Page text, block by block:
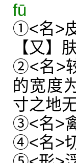
fū
①<名>
【又】
②<名>
的宽度
寸之地
③<名>
④<名>